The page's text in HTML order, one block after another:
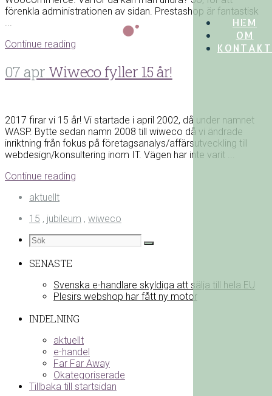
HEM
OM
KONTAKT
förenkla administrationen av sidan. Prestashop är fantastisk
Continue reading
07 apr Wiweco fyller 15 år!
2017 firar vi 15 år! Vi startade i april 2002, då under namnet
WASP. Bytte sedan namn 2008 till wiweco då vi ändrade
inriktning från fokus på företagsanalys/affärsutveckling till
webdesign/konsultering inom IT. Vägen har inte varit ...
Continue reading
aktuellt
15 , jubileum , wiweco
SENASTE
Svenska e-handlare skyldiga att sälja till hela EU
Plesirs webshop har fått ny motor
INDELNING
aktuellt
e-handel
Far Far Away
Okategoriserade
Tillbaka till startsidan